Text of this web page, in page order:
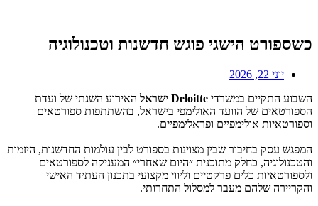
כשספורט הישגי פוגש חדשנות וטכנולוגיה
יוני 22, 2026
השבוע התקיים במשרדי Deloitte ישראל האירוע השנתי של ועדת
הספורטאים של הוועד האולימפי בישראל, בהשתתפות ספורטאים
וספורטאיות אולימפיים ופראלימפיים.
המפגש עסק בחיבור שבין מצוינות בספורט לבין עולמות החדשנות, היזמות
והטכנולוגיה, כחלק מתוכנית ״היום שאחרי״ המעניקה לספורטאים
ולספורטאיות כלים פרקטיים וליווי מקצועי בתכנון העתיד האישי
והקריירה שלהם מעבר למסלול התחרותי.